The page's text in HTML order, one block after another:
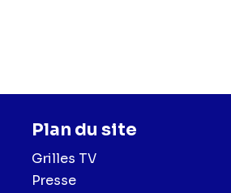
Plan du site
Grilles TV
Presse